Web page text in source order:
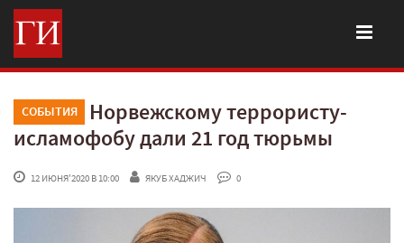
СОБЫТИЯ
Норвежскому террористу-
исламофобу дали 21 год тюрьмы
12 ИЮНЯ'2020 В 10:00 ЯКУБ ХАДЖИЧ 0